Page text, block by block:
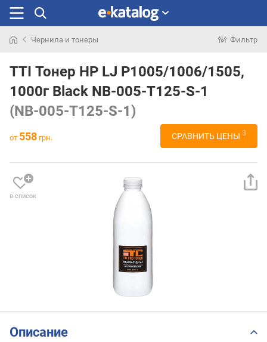
раньше
Чернила и тонеры Фильтр
TTI Тонер HP LJ P1005/1006/1505,
1000г Black NB-005-T125-S-1
(NB-005-T125-S-1)
от 558 грн. СРАВНИТЬ ЦЕНЫ 3
в список
Описание